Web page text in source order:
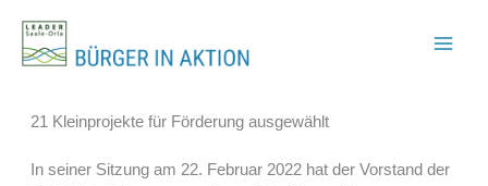
Inhalt
springen
21 Kleinprojekte für Förderung ausgewählt
In seiner Sitzung am 22. Februar 2022 hat der Vorstand der